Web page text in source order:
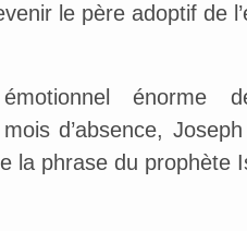
le père adoptif de
énorme
d’absence,
la phrase du prophète